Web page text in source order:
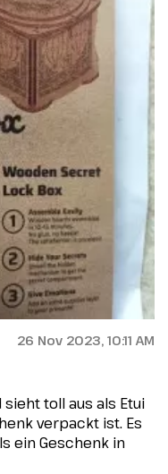
26 Nov 2023, 10:11 AM
toll aus als Etui
verpackt ist. Es
ein Geschenk in